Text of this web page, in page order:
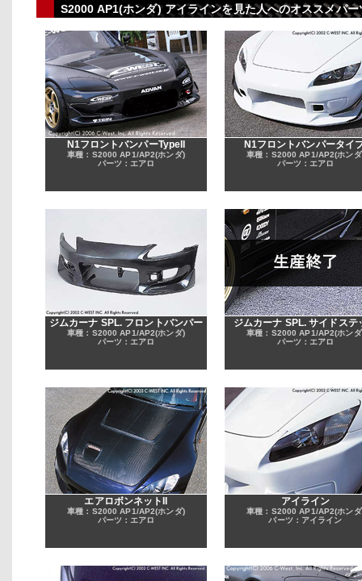
S2000 AP1(ホンダ) アイラインを見た人へのオススメパ
N1フロントバンパーTypeII
車種：S2000 AP1/AP2(ホンダ)
パーツ：エアロ
N1フロントバンパータイ
車種：S2000 AP1/AP2(ホン
パーツ：エアロ
ジムカーナ SPL. フロントバンパー
車種：S2000 AP1/AP2(ホンダ)
パーツ：エアロ
ジムカーナ SPL. サイドステ
車種：S2000 AP1/AP2(ホン
パーツ：エアロ
エアロボンネットII
車種：S2000 AP1/AP2(ホンダ)
パーツ：エアロ
アイライン
車種：S2000 AP1/AP2(ホン
パーツ：アイライン